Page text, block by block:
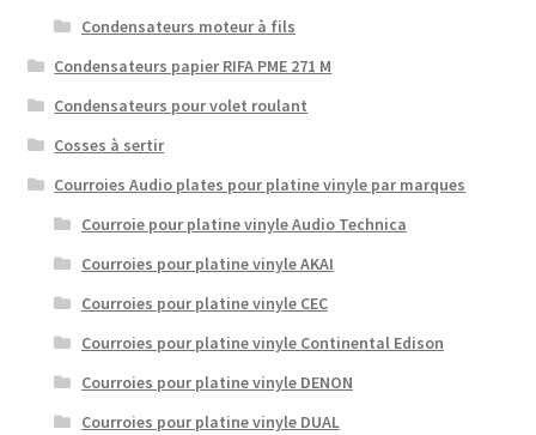
Condensateurs moteur à fils
Condensateurs papier RIFA PME 271 M
Condensateurs pour volet roulant
Cosses à sertir
Courroies Audio plates pour platine vinyle par marques
Courroie pour platine vinyle Audio Technica
Courroies pour platine vinyle AKAI
Courroies pour platine vinyle CEC
Courroies pour platine vinyle Continental Edison
Courroies pour platine vinyle DENON
Courroies pour platine vinyle DUAL